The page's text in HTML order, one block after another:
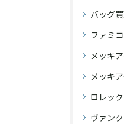
バッグ
ファミ
メッキ
メッキ
ロレッ
ヴァン